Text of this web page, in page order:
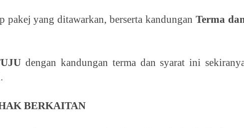
pakej yang ditawarkan, berserta kandunganTerma
dengan kandungan terma dan syarat ini
BERKAITAN